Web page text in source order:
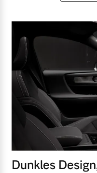
Dunkles